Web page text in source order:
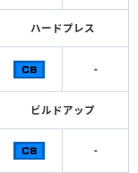
ハードプレス
-
ビルドアップ
-